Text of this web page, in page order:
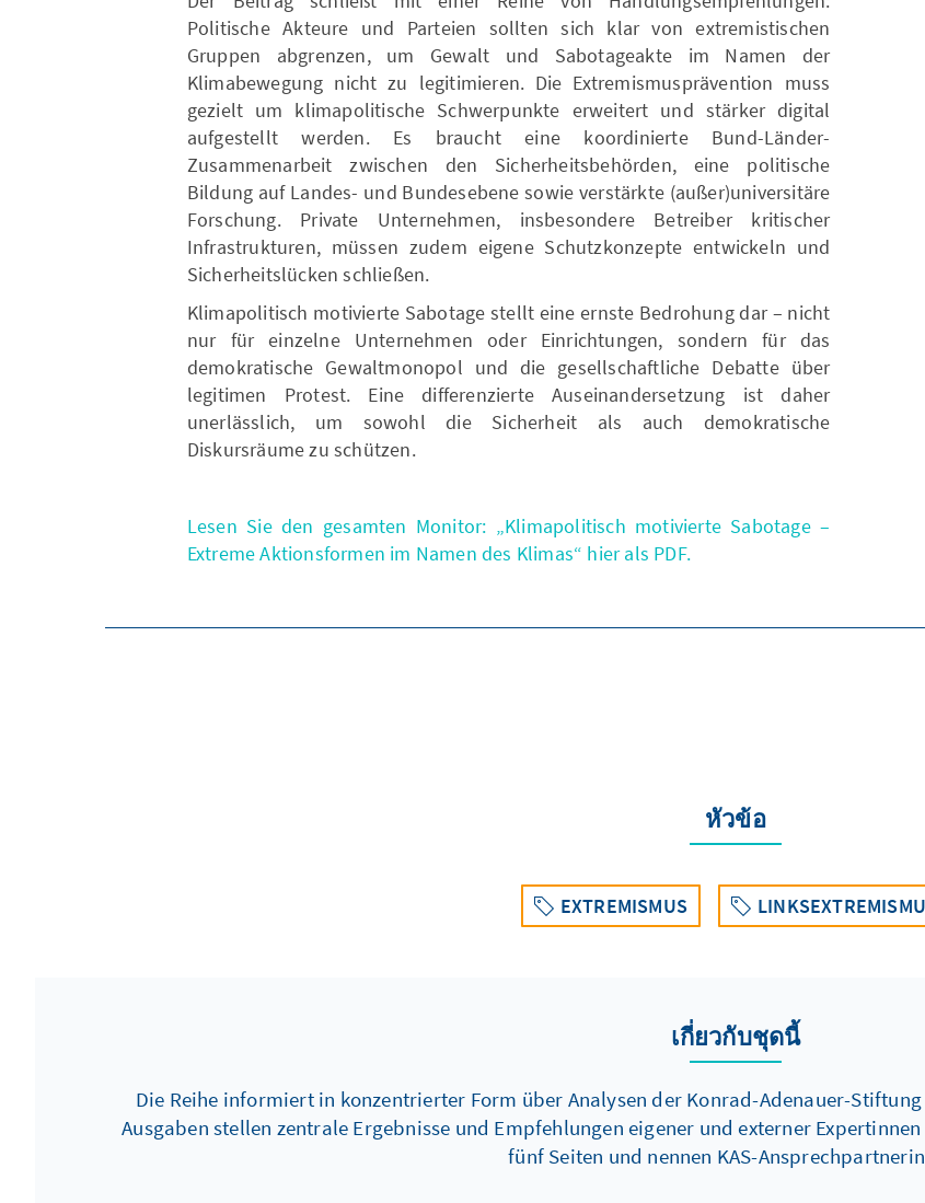
Politische Akteure und Parteien sollten sich klar von extremistischen
Gruppen abgrenzen, um Gewalt und Sabotageakte im Namen der
Klimabewegung nicht zu legitimieren. Die Extremismusprävention muss
gezielt um klimapolitische Schwerpunkte erweitert und stärker digital
aufgestellt werden. Es braucht eine koordinierte Bund-Länder-
Zusammenarbeit zwischen den Sicherheitsbehörden, eine politische
Bildung auf Landes- und Bundesebene sowie verstärkte (außer)universitäre
Forschung. Private Unternehmen, insbesondere Betreiber kritischer
Infrastrukturen, müssen zudem eigene Schutzkonzepte entwickeln und
Sicherheitslücken schließen.
Klimapolitisch motivierte Sabotage stellt eine ernste Bedrohung dar – nicht
nur für einzelne Unternehmen oder Einrichtungen, sondern für das
demokratische Gewaltmonopol und die gesellschaftliche Debatte über
legitimen Protest. Eine differenzierte Auseinandersetzung ist daher
unerlässlich, um sowohl die Sicherheit als auch demokratische
Diskursräume zu schützen.
Lesen Sie den gesamten Monitor: „Klimapolitisch motivierte Sabotage –
Extreme Aktionsformen im Namen des Klimas“ hier als PDF.
หัวข้อ
EXTREMISMUS
เกี่ยวกับชุดนี้
Die Reihe informiert in konzentrierter Form über Analysen der Konrad-Adenauer-
Ausgaben stellen zentrale Ergebnisse und Empfehlungen eigener und externer
fünf Seiten und nennen KAS-